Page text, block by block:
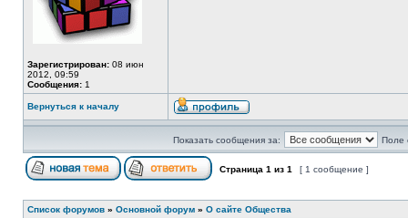
Зарегистрирован: 08 июн
2012, 09:59
Сообщения: 1
Вернуться к началу
Показать сообщения за: Поле
Страница 1 из 1 [ 1 сообщение ]
Список форумов » Основной форум » О сайте Общества